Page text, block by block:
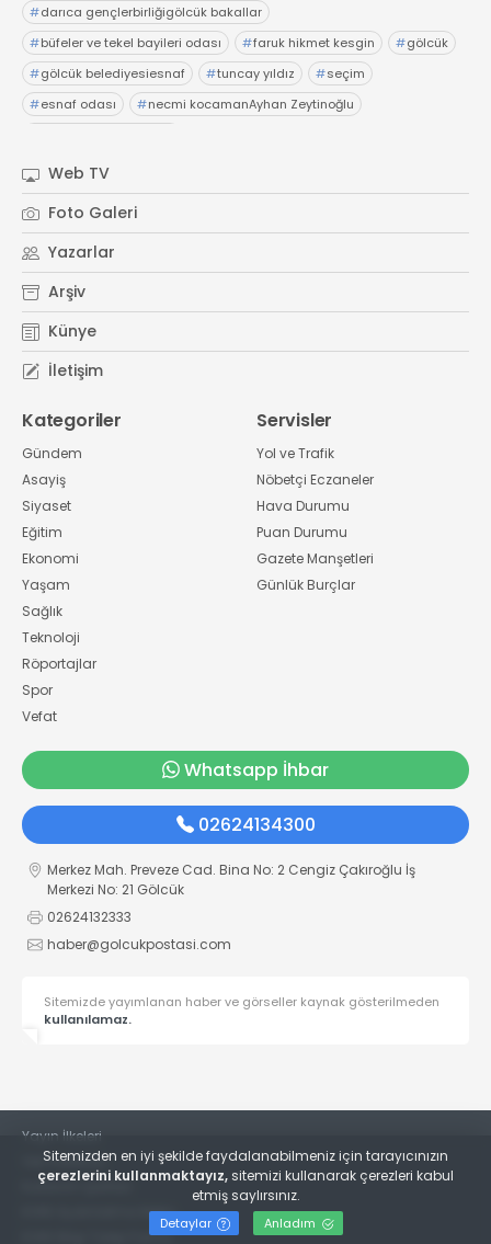
#darıca gençlerbirliğigölcük bakallar
#büfeler ve tekel bayileri odası #faruk hikmet kesgin #gölcük
#gölcük belediyesiesnaf #tuncay yıldız #seçim
#esnaf odası #necmi kocamanAyhan Zeytinoğlu
Web TV
Foto Galeri
Yazarlar
Arşiv
Künye
İletişim
Kategoriler
Gündem
Asayiş
Siyaset
Eğitim
Ekonomi
Yaşam
Sağlık
Teknoloji
Röportajlar
Spor
Vefat
Servisler
Yol ve Trafik
Nöbetçi Eczaneler
Hava Durumu
Puan Durumu
Gazete Manşetleri
Günlük Burçlar
Whatsapp İhbar
02624134300
Merkez Mah. Preveze Cad. Bina No: 2 Cengiz Çakıroğlu İş
Merkezi No: 21 Gölcük
02624132333
haber@golcukpostasi.com
Sitemizde yayımlanan haber ve görseller kaynak gösterilmeden
kullanılamaz.
Yayın İlkeleri
Veri Politikası
Kullanım Şartları
KVKK Aydınlatma Metni
KVKK Bilgi Talep Formu
Sitemizden en iyi şekilde faydalanabilmeniz için tarayıcınızın
çerezlerini kullanmaktayız, sitemizi kullanarak çerezleri kabul
etmiş saylırsınız.
Detaylar Anladım